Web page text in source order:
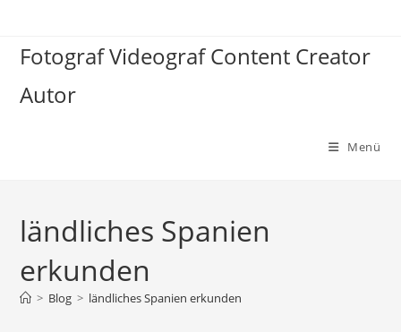
springen
Fotograf Videograf Content Creator
Autor
Menü
ländliches Spanien
erkunden
> Blog > ländliches Spanien erkunden